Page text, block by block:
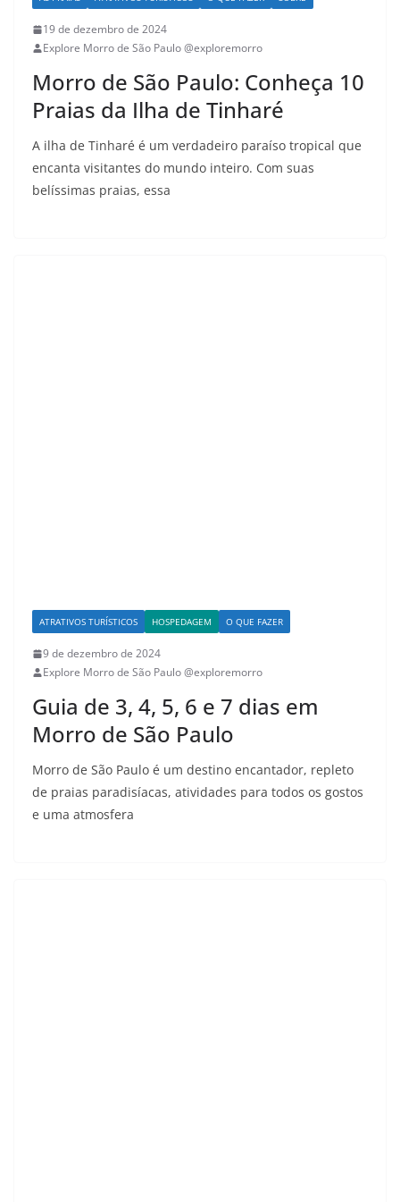
19 de dezembro de 2024
Explore Morro de São Paulo @exploremorro
Morro de São Paulo: Conheça 10
Praias da Ilha de Tinharé
A ilha de Tinharé é um verdadeiro paraíso tropical que
encanta visitantes do mundo inteiro. Com suas
belíssimas praias, essa
ATRATIVOS TURÍSTICOS HOSPEDAGEM O QUE FAZER
9 de dezembro de 2024
Explore Morro de São Paulo @exploremorro
Guia de 3, 4, 5, 6 e 7 dias em
Morro de São Paulo
Morro de São Paulo é um destino encantador, repleto
de praias paradisíacas, atividades para todos os gostos
e uma atmosfera